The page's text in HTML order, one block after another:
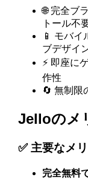
🌐 完全ブ
トール不
📱 モバ
ブデザイ
⚡ 即座に
作性
🔄 無制限
Jelloのメ
✅ 主要なメ
完全無料